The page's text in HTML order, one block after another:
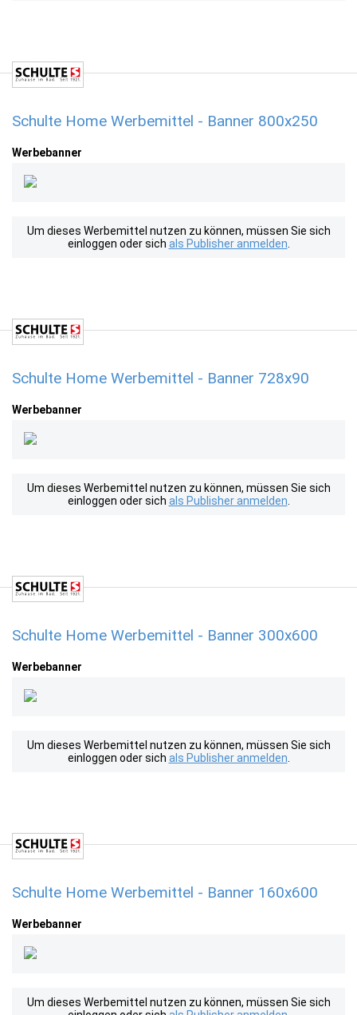
Schulte Home Werbemittel - Banner 800x250
Werbebanner
Um dieses Werbemittel nutzen zu können, müssen Sie sich
einloggen oder sich als Publisher anmelden
Schulte Home Werbemittel - Banner 728x90
Werbebanner
Um dieses Werbemittel nutzen zu können, müssen Sie sich
einloggen oder sich als Publisher anmelden
Schulte Home Werbemittel - Banner 300x600
Werbebanner
Um dieses Werbemittel nutzen zu können, müssen Sie sich
einloggen oder sich als Publisher anmelden
Schulte Home Werbemittel - Banner 160x600
Werbebanner
Um dieses Werbemittel nutzen zu können, müssen Sie sich